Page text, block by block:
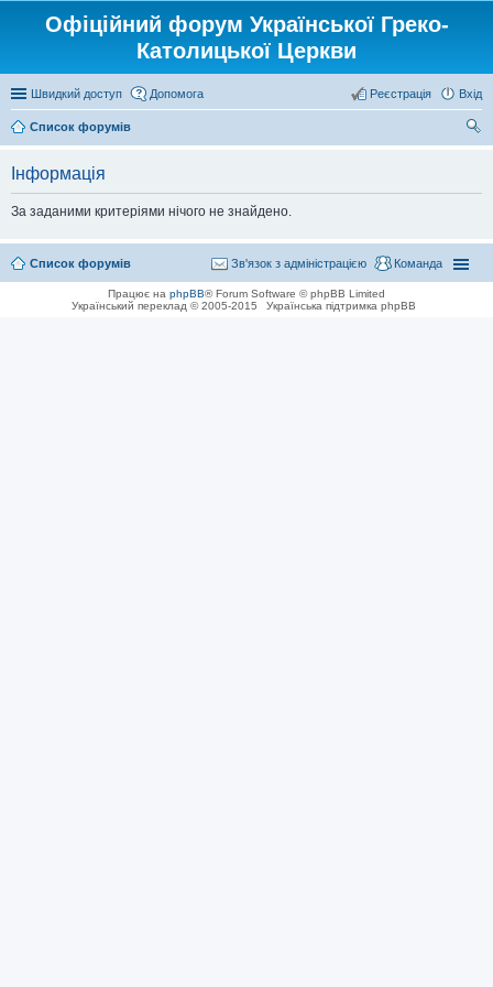
Офіційний форум Української Греко-
Католицької Церкви
Швидкий доступ Допомога Вхід
Реєстрація
Список форумів
Інформація
За заданими критеріями нічого не знайдено.
Список форумів Команда
Зв'язок з адміністрацією
Працює на phpBB® Forum Software © phpBB Limited
Український переклад © 2005-2015
Українська підтримка phpBB